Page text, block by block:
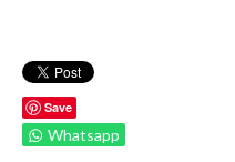
Save
Whatsapp